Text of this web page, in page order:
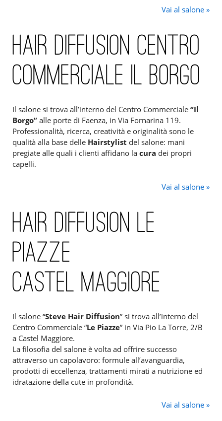
Vai al salone »
HAIR DIFFUSION CENTRO
COMMERCIALE IL BORGO
Il salone si trova all’interno del Centro Commerciale “Il
Borgo” alle porte di Faenza, in Via Fornarina 119.
Professionalità, ricerca, creatività e originalità sono le
qualità alla base delle Hairstylist del salone: mani
pregiate alle quali i clienti affidano la cura dei propri
capelli.
Vai al salone »
HAIR DIFFUSION LE
PIAZZE
CASTEL MAGGIORE
Il salone “Steve Hair Diffusion” si trova all’interno del
Centro Commerciale “Le Piazze” in Via Pio La Torre, 2/B
a Castel Maggiore.
La filosofia del salone è volta ad offrire successo
attraverso un capolavoro: formule all’avanguardia,
prodotti di eccellenza, trattamenti mirati a nutrizione ed
idratazione della cute in profondità.
Vai al salone »